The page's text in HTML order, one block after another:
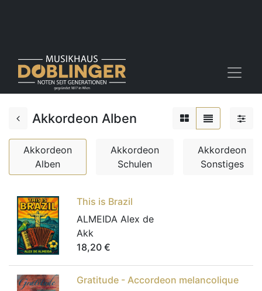
Akkordeon Alben
Akkordeon
Alben
Akkordeon
Schulen
Akkordeon
Sonstiges
This is Brazil
ALMEIDA Alex de
Akk
18,20 €
Gratitude - Accordeon melancolique